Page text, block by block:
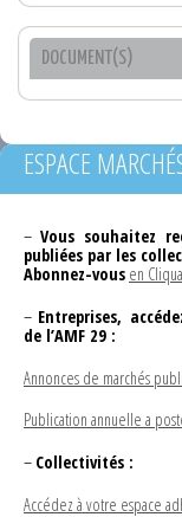
DOCUMENT(S)
ESPACE
– Vous souhaitez
publiées par les
Abonnez-vous en
– Entreprises,
de l’AMF 29 :
Annonces de marchés
Publication annuelle a
– Collectivités :
Accédez à votre espace